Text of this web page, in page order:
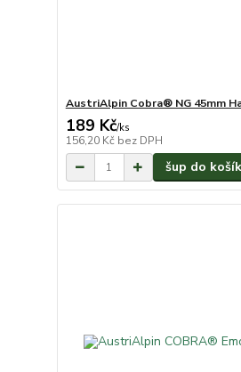
AustriAlpin Cobra® NG 45mm
189 Kč/ks
156,20 Kč bez DPH
šup do